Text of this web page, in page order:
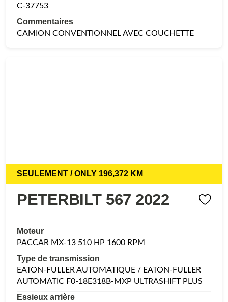
C-37753
Commentaires
CAMION CONVENTIONNEL AVEC COUCHETTE
SEULEMENT / ONLY 196,372 KM
PETERBILT 567 2022
Moteur
PACCAR MX-13 510 HP 1600 RPM
Type de transmission
EATON-FULLER AUTOMATIQUE / EATON-FULLER
AUTOMATIC F0-18E318B-MXP ULTRASHIFT PLUS
Essieux arrière